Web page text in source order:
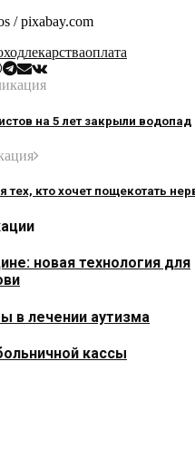
/ pixabay.com
лекарстваоплата
на 5 лет закрыли водопад
тех, кто хочет пощекотать
новая технология для
в лечении аутизма
кассы